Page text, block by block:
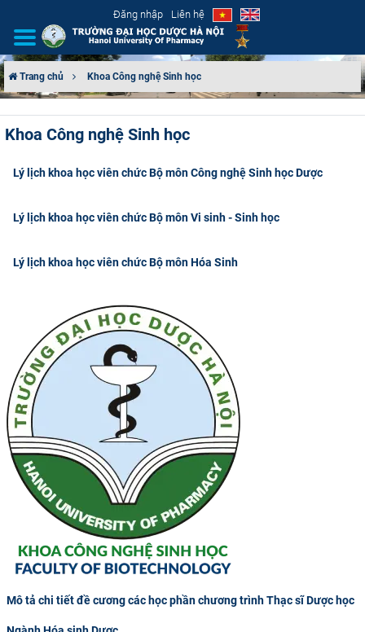
Đăng nhập Liên hệ
CƠ CẤU TỔ CHỨC
ĐÀO TẠO
ĐẢM BẢO CHẤT LƯỢNG
KHOA HỌC CÔNG NGHỆ
HTQT
CỰU NGƯỜI HỌC
Trang chủ Khoa Công nghệ Sinh học
Khoa Công nghệ Sinh học
Lý lịch khoa học viên chức Bộ môn Công nghệ Sinh học Dược
Lý lịch khoa học viên chức Bộ môn Vi sinh - Sinh học
Lý lịch khoa học viên chức Bộ môn Hóa Sinh
Mô tả chi tiết đề cương các học phần chương trình Thạc sĩ Dược học